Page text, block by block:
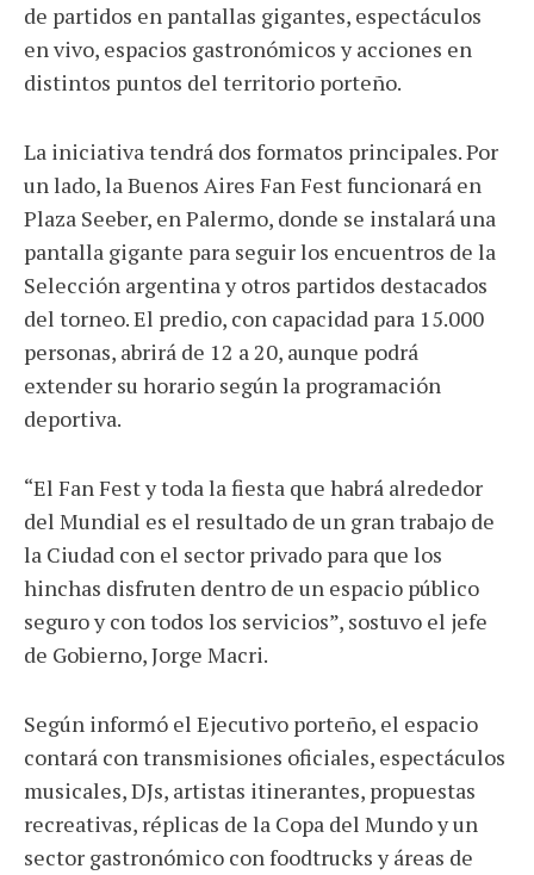
de partidos en pantallas gigantes, espectáculos
en vivo, espacios gastronómicos y acciones en
distintos puntos del territorio porteño.
La iniciativa tendrá dos formatos principales. Por
un lado, la Buenos Aires Fan Fest funcionará en
Plaza Seeber, en Palermo, donde se instalará una
pantalla gigante para seguir los encuentros de la
Selección argentina y otros partidos destacados
del torneo. El predio, con capacidad para 15.000
personas, abrirá de 12 a 20, aunque podrá
extender su horario según la programación
deportiva.
“El Fan Fest y toda la fiesta que habrá alrededor
del Mundial es el resultado de un gran trabajo de
la Ciudad con el sector privado para que los
hinchas disfruten dentro de un espacio público
seguro y con todos los servicios”, sostuvo el jefe
de Gobierno, Jorge Macri.
Según informó el Ejecutivo porteño, el espacio
contará con transmisiones oficiales, espectáculos
musicales, DJs, artistas itinerantes, propuestas
recreativas, réplicas de la Copa del Mundo y un
sector gastronómico con foodtrucks y áreas de